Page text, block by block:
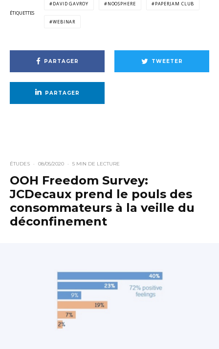
ÉTIQUETTES
DAVID GAVROY NOOSPHERE PAPERJAM CLUB
WEBINAR
PARTAGER TWEETER
PARTAGER
ÉTUDES · 08/05/2020 · 5 MIN DE LECTURE
OOH Freedom Survey:
JCDecaux prend le pouls des
consommateurs à la veille du
déconfinement